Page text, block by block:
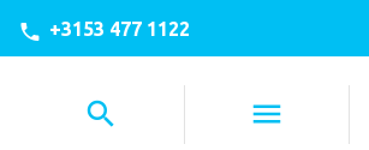
+3153 477 1122